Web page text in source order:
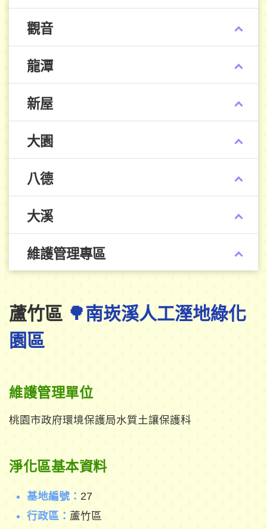
觀音
龍潭
新屋
大園
八德
大溪
維護管理專區
蘆竹區 🌳南崁溪人工溼地綠化
園區
維護管理單位
桃園市政府環境保護局水質土讓保護科
淨化區基本資料
基地編號： 27
行政區： 蘆竹區